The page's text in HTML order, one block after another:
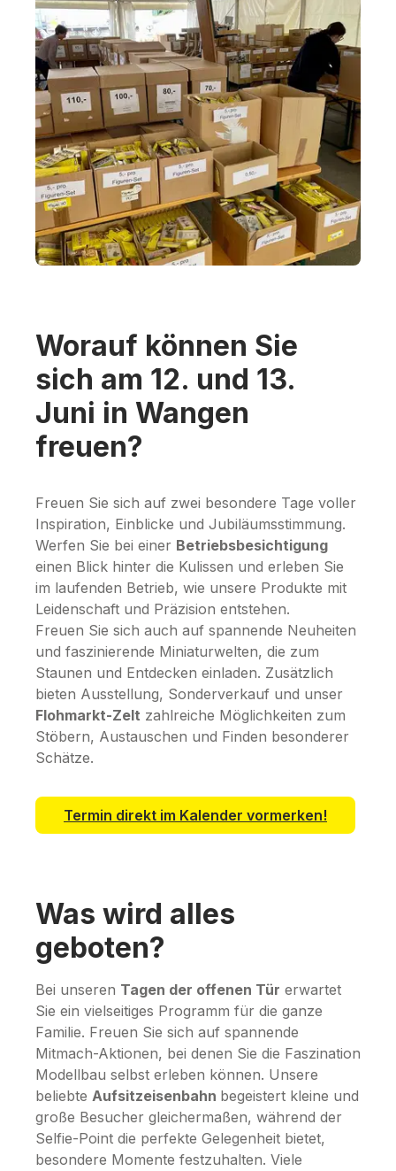
Worauf können Sie
sich am 12. und 13.
Juni in Wangen
freuen?
Freuen Sie sich auf zwei besondere Tage voller
Inspiration, Einblicke und Jubiläumsstimmung.
Werfen Sie bei einer Betriebsbesichtigung
einen Blick hinter die Kulissen und erleben Sie
im laufenden Betrieb, wie unsere Produkte mit
Leidenschaft und Präzision entstehen.
Freuen Sie sich auch auf spannende Neuheiten
und faszinierende Miniaturwelten, die zum
Staunen und Entdecken einladen. Zusätzlich
bieten Ausstellung, Sonderverkauf und unser
Flohmarkt-Zelt zahlreiche Möglichkeiten zum
Stöbern, Austauschen und Finden besonderer
Schätze.
Termin direkt im Kalender vormerken!
Was wird alles
geboten?
Bei unseren Tagen der offenen Tür erwartet
Sie ein vielseitiges Programm für die ganze
Familie. Freuen Sie sich auf spannende
Mitmach-Aktionen, bei denen Sie die Faszination
Modellbau selbst erleben können. Unsere
beliebte Aufsitzeisenbahn begeistert kleine und
große Besucher gleichermaßen, während der
Selfie-Point die perfekte Gelegenheit bietet,
besondere Momente festzuhalten. Viele